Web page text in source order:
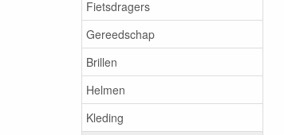
Fietsdragers
Gereedschap
Brillen
Helmen
Kleding